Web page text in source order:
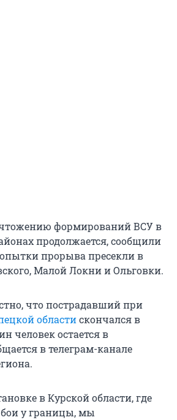
формирований ВСУ в
продолжается, сообщили
прорыва пресекли в
Малой Локни и Ольговки.
что пострадавший при
областискончался в
человек остается в
в телеграм-канале
в Курской области, где
у границы, мы